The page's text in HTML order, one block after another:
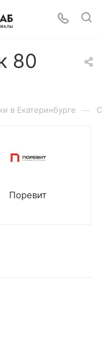
80
в Екатеринбурге —
Поревит